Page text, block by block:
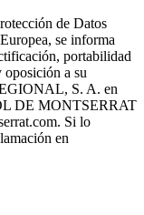
de Datos
se informa
portabilidad
oposición a su
S. A. en
DE MONTSERRAT
Si lo
en